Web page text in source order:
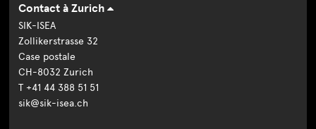
Contact à Zurich
SIK-ISEA
Zollikerstrasse 32
Case postale
CH-8032 Zurich
T +41 44 388 51 51
sik@sik-isea.ch